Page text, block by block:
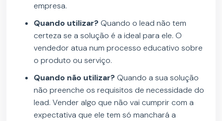
empresa.
Quando utilizar?Quando o lead não tem
certeza se a solução é a ideal para ele. O
vendedor atua num processo educativo sobre
o produto ou serviço.
Quando não utilizar? Quando a sua solução
não preenche os requisitos de necessidade do
lead. Vender algo que não vai cumprir com a
expectativa que ele tem só manchará a